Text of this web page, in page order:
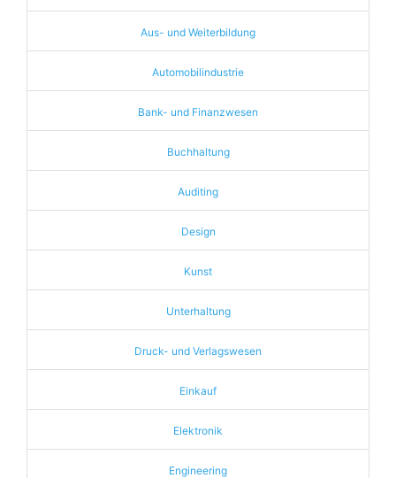
Aus- und Weiterbildung
Automobilindustrie
Bank- und Finanzwesen
Buchhaltung
Auditing
Design
Kunst
Unterhaltung
Druck- und Verlagswesen
Einkauf
Elektronik
Engineering